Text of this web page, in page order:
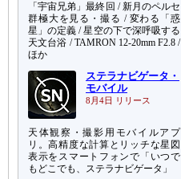
「宇宙兄弟」最終回 / 新月のペルセ
群極大を見る・撮る / 変わる「惑
星」の定義 / 星空の下で深呼吸する
天文台浴 / TAMRON 12-20mm F2.8 /
ほか
ステラナビゲータ・
モバイル
8月4日 リリース
天体観察・撮影用モバイルアプ
リ。高精度な計算とリッチな星図
表示をスマートフォンで「いつで
もどこでも、ステラナビゲータ」